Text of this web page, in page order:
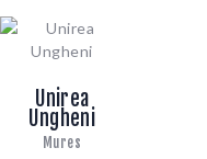
Unirea
Ungheni
Mures